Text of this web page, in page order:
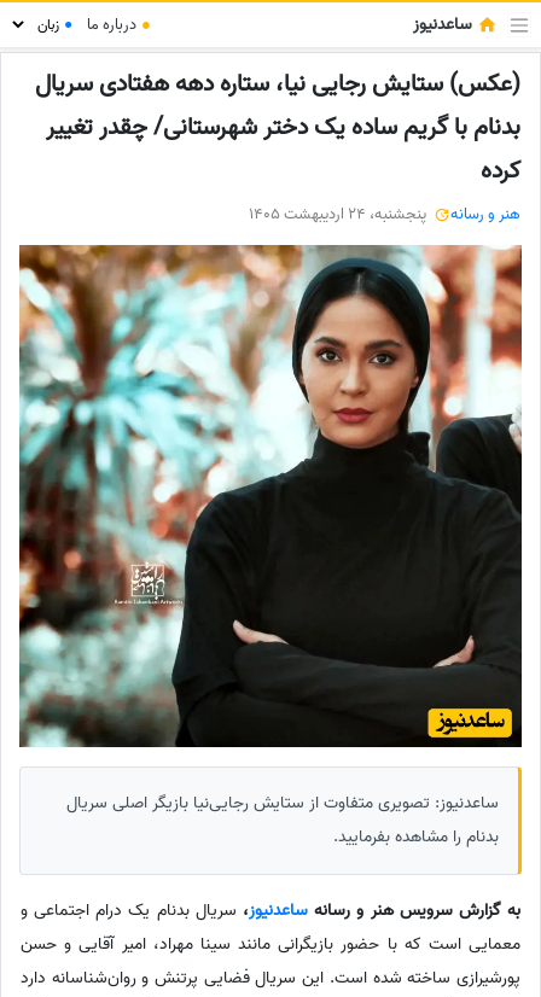
ساعدنیوز ● درباره ما ●
(عکس) ستایش رجایی نیا، ستاره دهه هفتادی سریال
بدنام با گریم ساده یک دختر شهرستانی/ چقدر تغییر
کرده
هنر و رسانه پنجشنبه، 24 اردیبهشت 1405
ساعدنیوز: تصویری متفاوت از ستایش رجایی‌نیا بازیگر اصلی سریال
بدنام را مشاهده بفرمایید.
به گزارش سرویس هنر و رسانهساعدنیوز، سریال بدنام یک درام اجتماعی و
معمایی است که با حضور بازیگرانی مانند سینا مهراد، امیر آقایی و حسن
پورشیرازی ساخته شده است. این سریال فضایی پرتنش و روان‌شناسانه دارد